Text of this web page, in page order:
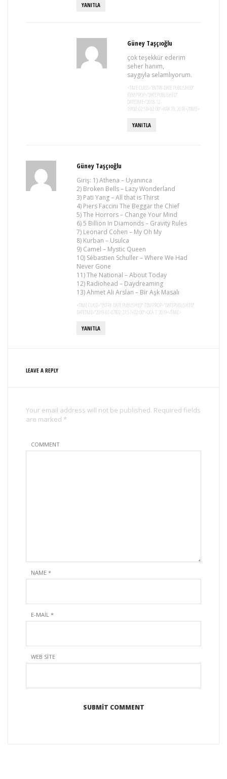
YANITLA
Güney Taşçıoğlu
çok teşekkür ederim
seher hanım,
saygıyla selamlıyorum.
<TIME CLASS="ENTRY-DATE PUBLISHED"
ITEMPROP="DATEPUBLISHED"
DATETIME="2018-12-
19T00:02:58+02:00">ARA 19, 2018</TIME>
YANITLA
Güney Taşçıoğlu
Giriş: 1) Athena – Uyanınca
2) Broken Bells – Lazy Wonderland
3) Pati Yang – All that is Thirst
4) Piers Faccini The Beggar the Chief
5) The Horrors – Change Your Mind
6) 5 Billion In Diamonds – Gravity Rules
7) Leonard Cohen – My Oh My
8) Kurban – Usulca
9) Camel – Mystic Queen
10) Sébastien Schuller – Where We Had
Never Gone
11) The National – About Today
12) Radiohead – Daydreaming
13) Ahmet Ali Arslan – Bir Aşk Masalı
<TIME CLASS="ENTRY-DATE PUBLISHED" ITEMPROP="DATEPUBLISHED"
DATETIME="2019-01-07T02:27:51+02:00">OCA 7, 2019</TIME>
YANITLA
LEAVE A REPLY
Your email address will not be published. Required fields
are marked *
COMMENT
NAME *
E-MAIL *
WEB SITE